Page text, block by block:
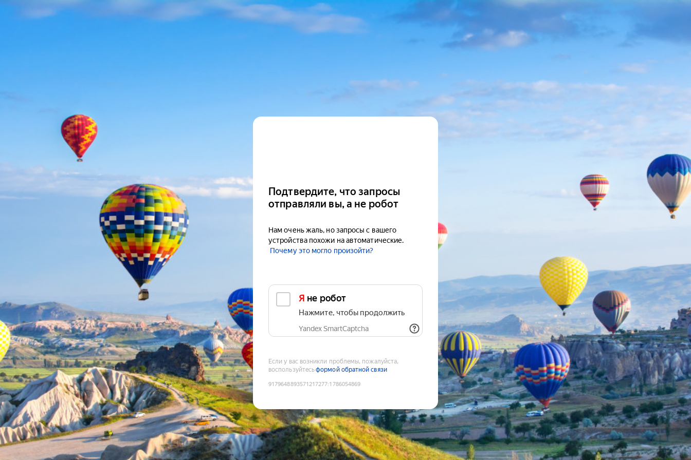
Подтвердите, что запросы
отправляли вы, а не робот
Нам очень жаль, но запросы с вашего
устройства похожи на автоматические.
Почему это могло произойти?
Я не робот
Нажмите, чтобы продолжить
Yandex SmartCaptcha
Если у вас возникли проблемы, пожалуйста,
воспользуйтесьформой обратной связи
9179648893571217277:1786054869